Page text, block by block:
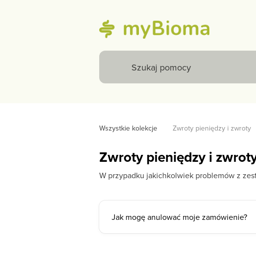
Wszystkie kolekcje Zwroty pieniędzy i zwroty
Zwroty pieniędzy i
W przypadku jakichkolwiek problemów z
Jak mogę anulować moje zamówienie?